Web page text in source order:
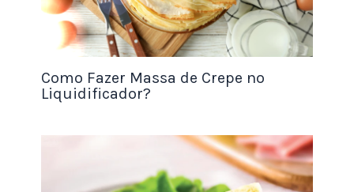
Formalização e Regras Sanitárias
Para que seu negócio cresça de forma profissional
e segura, a formalização é um passo obrigatório. O
caminho mais simples para quem trabalha
. Isso garante que você tenha um
CNPJ, possa emitir notas fiscais e tenha acesso a
Como Fazer Massa de Crepe no
Liquidificador?